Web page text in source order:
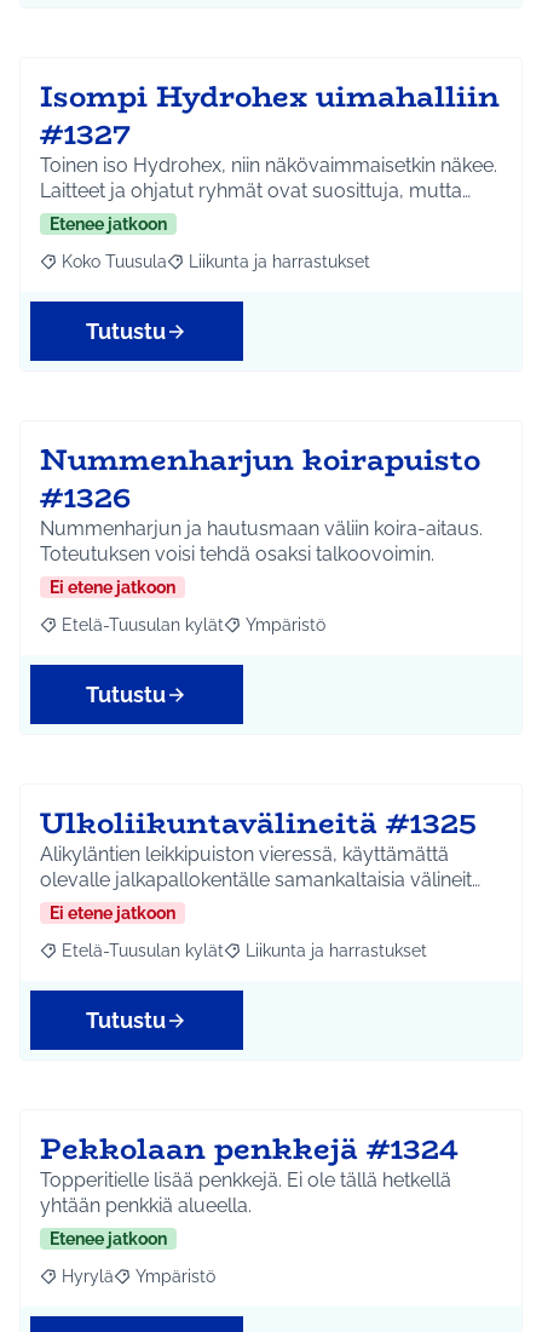
Isompi Hydrohex uimahalliin
#1327
Toinen iso Hydrohex, niin näkövaimmaisetkin näkee.
Laitteet ja ohjatut ryhmät ovat suosittuja, mutta…
Etenee jatkoon
Rajaa tulokset aihepiirin mukaan: Koko Tuusula
Koko Tuusula Rajaa tulokset teeman mukaan: Liikunta ja
Liikunta ja harrastukset
Tutustu
Nummenharjun koirapuisto
#1326
Nummenharjun ja hautusmaan väliin koira-aitaus.
Toteutuksen voisi tehdä osaksi talkoovoimin.
Ei etene jatkoon
Rajaa tulokset aihepiirin mukaan: Etelä-Tuusulan kylät
Etelä-Tuusulan kylät Rajaa tulokset teeman mukaan:
Ympäristö
Tutustu
Ulkoliikuntavälineitä #1325
Alikyläntien leikkipuiston vieressä, käyttämättä
olevalle jalkapallokentälle samankaltaisia välineit…
Ei etene jatkoon
Rajaa tulokset aihepiirin mukaan: Etelä-Tuusulan kylät
Etelä-Tuusulan kylät Rajaa tulokset teeman mukaan:
Liikunta ja harrastukset
Tutustu
Pekkolaan penkkejä #1324
Topperitielle lisää penkkejä. Ei ole tällä hetkellä
yhtään penkkiä alueella.
Etenee jatkoon
Rajaa tulokset aihepiirin mukaan: Hyrylä
Hyrylä Rajaa tulokset teeman mukaan: Ympäristö
Ympäristö